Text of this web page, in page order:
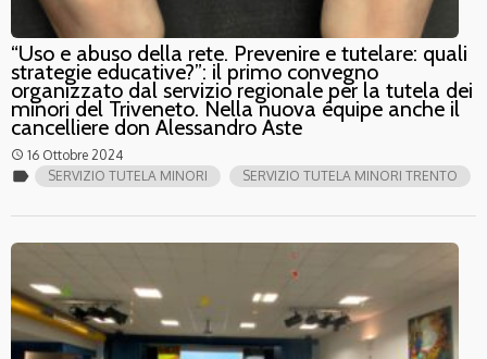
“Uso e abuso della rete. Prevenire e tutelare: quali
strategie educative?”: il primo convegno
organizzato dal servizio regionale per la tutela dei
minori del Triveneto. Nella nuova équipe anche il
cancelliere don Alessandro Aste
access_time 16 Ottobre 2024
label SERVIZIO TUTELA MINORI SERVIZIO TUTELA MINORI TRENTO